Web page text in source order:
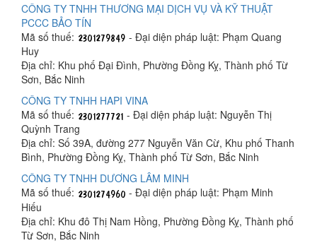
CÔNG TY TNHH THƯƠNG MẠI DỊCH VỤ VÀ KỸ THUẬT
PCCC BẢO TÍN
Mã số thuế:
- Đại diện pháp luật: Phạm Quang
Huy
Địa chỉ: Khu phố Đại Đình, Phường Đồng Kỵ, Thành phố Từ
Sơn, Bắc Ninh
CÔNG TY TNHH HAPI VINA
Mã số thuế:
- Đại diện pháp luật: Nguyễn Thị
Quỳnh Trang
Địa chỉ: Số 39A, đường 277 Nguyễn Văn Cừ, Khu phố Thanh
Bình, Phường Đồng Kỵ, Thành phố Từ Sơn, Bắc Ninh
CÔNG TY TNHH DƯƠNG LÂM MINH
Mã số thuế:
- Đại diện pháp luật: Phạm Minh
Hiếu
Địa chỉ: Khu đô Thị Nam Hồng, Phường Đồng Kỵ, Thành phố
Từ Sơn, Bắc Ninh